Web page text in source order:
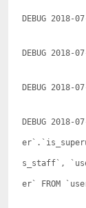
DEBUG 2018-
DEBUG
DEBUG 2018-
DEBUG
s_staff`,
er` FROM